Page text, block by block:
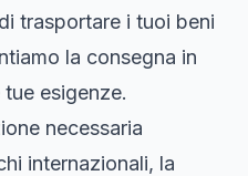
trasportare i tuoi beni
la consegna in
esigenze.
necessaria
internazionali, la